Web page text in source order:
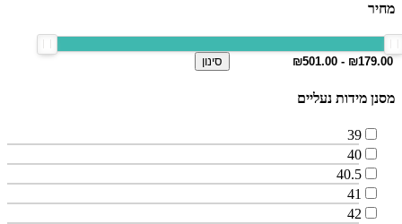
מחיר
סינון
מסנן מידות נעליים
39
40
40.5
41
42